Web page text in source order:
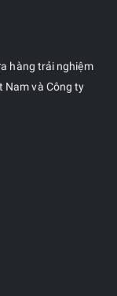
hàng trải nghiệm
Nam và Công ty